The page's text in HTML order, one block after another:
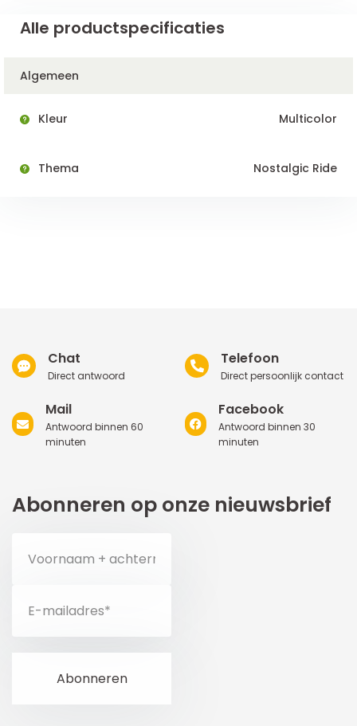
Alle productspecificaties
Algemeen
Kleur Multicolor
Thema Nostalgic Ride
Chat
Direct antwoord
Telefoon
Direct persoonlijk contact
Mail
Antwoord binnen 60
minuten
Facebook
Antwoord binnen 30
minuten
Abonneren op onze nieuwsbrief